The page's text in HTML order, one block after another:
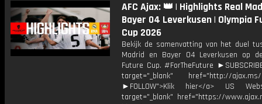
AFC Ajax: 👑 | Highlights Real
Bayer 04 Leverkusen | Olympia
Cup 2026
Bekijk de samenvatting van het duel
Madrid en Bayer 04 Leverkusen op
Future Cup. #ForTheFuture
target="_blank" href="http://ajax.ms/
►FOLLOW">Klik hier</a> US
target="_blank" href="https://